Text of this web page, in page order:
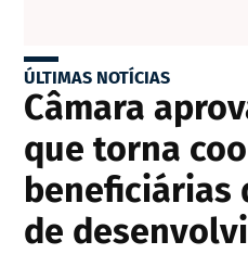
ÚLTIMAS NOTÍCIAS
Câmara
que torna
beneficiárias
de